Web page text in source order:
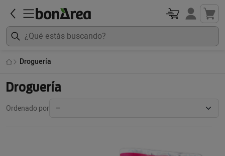
Droguería
Droguería
Ordenado por